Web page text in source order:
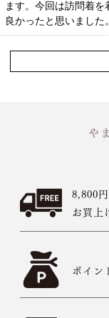
ます。今回は訪問着
良かったと思いました。
や
8,800
お買上
ポイン